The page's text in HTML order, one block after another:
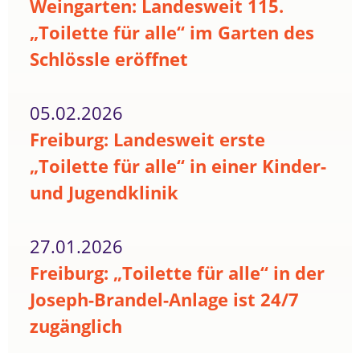
Weingarten: Landesweit 115.
„Toilette für alle“ im Garten des
Schlössle eröffnet
05.02.2026
Freiburg: Landesweit erste
„Toilette für alle“ in einer Kinder-
und Jugendklinik
27.01.2026
Freiburg: „Toilette für alle“ in der
Joseph-Brandel-Anlage ist 24/7
zugänglich